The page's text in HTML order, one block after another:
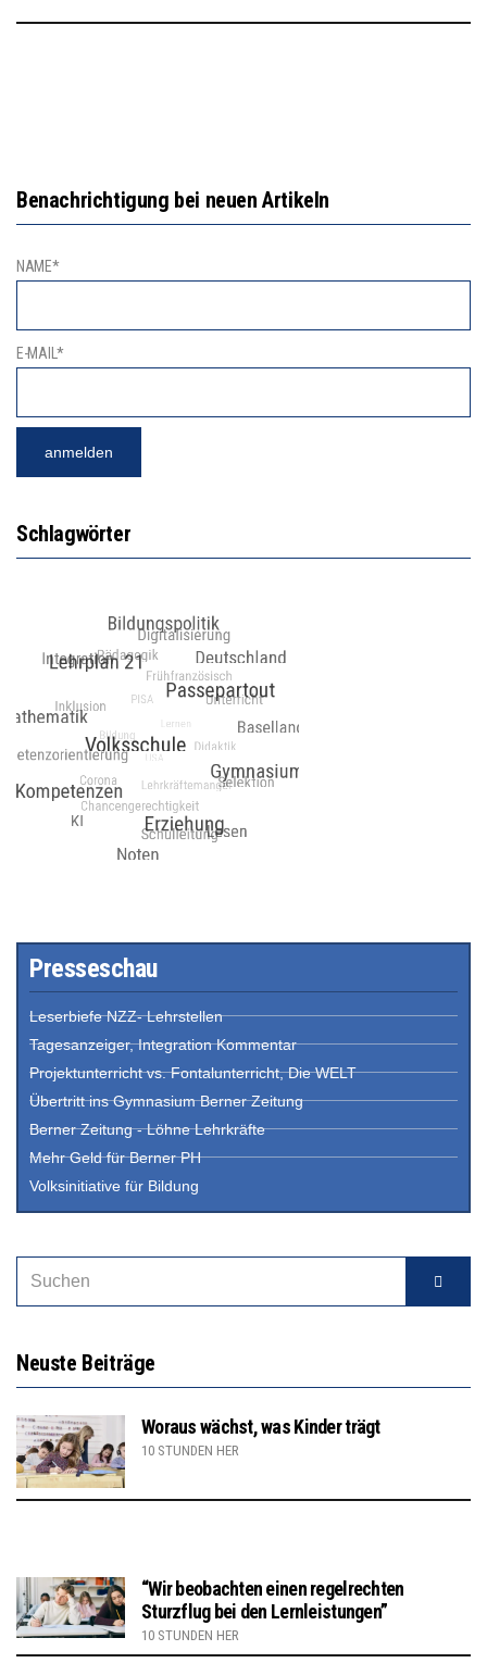
Benachrichtigung bei neuen Artikeln
NAME*
E-MAIL*
Schlagwörter
Presseschau
Leserbiefe NZZ- Lehrstellen
Tagesanzeiger, Integration Kommentar
Projektunterricht vs. Fontalunterricht, Die WELT
Übertritt ins Gymnasium Berner Zeitung
Berner Zeitung - Löhne Lehrkräfte
Mehr Geld für Berner PH
Volksinitiative für Bildung
Neuste Beiträge
Woraus wächst, was Kinder trägt
10 STUNDEN HER
“Wir beobachten einen regelrechten
Sturzflug bei den Lernleistungen”
10 STUNDEN HER